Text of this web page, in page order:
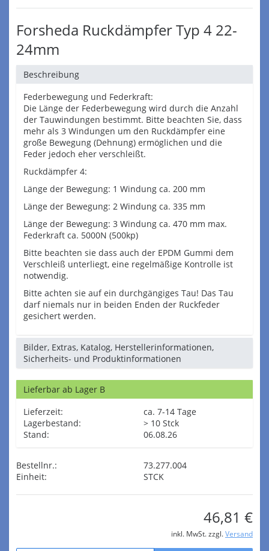
Forsheda Ruckdämpfer Typ 4 22-
24mm
Beschreibung
Federbewegung und Federkraft:
Die Länge der Federbewegung wird durch die Anzahl
der Tauwindungen bestimmt. Bitte beachten Sie, dass
mehr als 3 Windungen um den Ruckdämpfer eine
große Bewegung (Dehnung) ermöglichen und die
Feder jedoch eher verschleißt.
Ruckdämpfer 4:
Länge der Bewegung: 1 Windung ca. 200 mm
Länge der Bewegung: 2 Windung ca. 335 mm
Länge der Bewegung: 3 Windung ca. 470 mm max.
Federkraft ca. 5000N (500kp)
Bitte beachten sie dass auch der EPDM Gummi dem
Verschleiß unterliegt, eine regelmäßige Kontrolle ist
notwendig.
Bitte achten sie auf ein durchgängiges Tau! Das Tau
darf niemals nur in beiden Enden der Ruckfeder
gesichert werden.
Bilder, Extras, Katalog, Herstellerinformationen,
Sicherheits- und Produktinformationen
Lieferbar ab Lager B
Lieferzeit:
ca. 7-14 Tage
Lagerbestand:
> 10 Stck
Stand:
06.08.26
Bestellnr.:
73.277.004
Einheit:
STCK
46,81 €
inkl. MwSt. zzgl. Versand